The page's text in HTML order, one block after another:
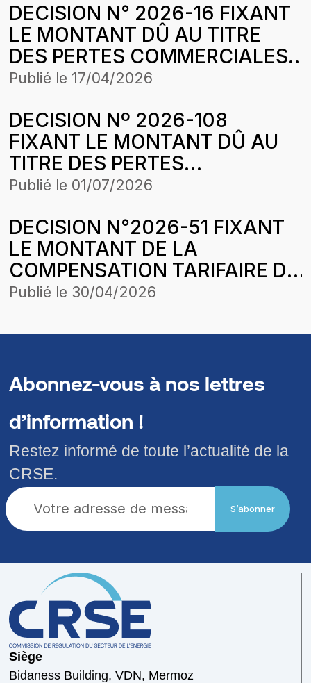
D’APPLICATION DE LA
STRUCTURE DES PRIX DU 31
JANVIER 2026
DECISION N° 2026-16 FIXANT
LE MONTANT DÛ AU TITRE
DES PERTES COMMERCIALES
SUBIES PAR LA SOCIETE
BOUSSO SA SUITE AUX
CESSIONS DE GAZ BUTANE
SUR LA PERIODE
D’APPLICATION DE LA
OCTOBRE 2025
Publié le 17/04/2026
DECISION Nº 2026-108
FIXANT LE MONTANT DÛ AU
TITRE DES PERTES
COMMERCIALES SUBIES PAR
TRADING & SERVICE SUR DES
CESSIONS DE GAZ BUTANE
POUR LA PERIODE
D’APPLICATION DE LA
AVRIL 2026
Publié le 01/07/2026
DECISION N°2026-51 FIXANT
LE MONTANT DE LA
COMPENSATION TARIFAIRE DU
MOIS DE JANVIER 2026 DE
CONCESSION LOUGA-
CADRE DE L’HARMONISATION
DES TARIFS
Publié le 30/04/2026
Abonnez-vous à nos lettres
d’information !
Restez informé de toute l’actualité de la
CRSE.
S’abonner
Siège
Bidaness Building, VDN, Mermoz